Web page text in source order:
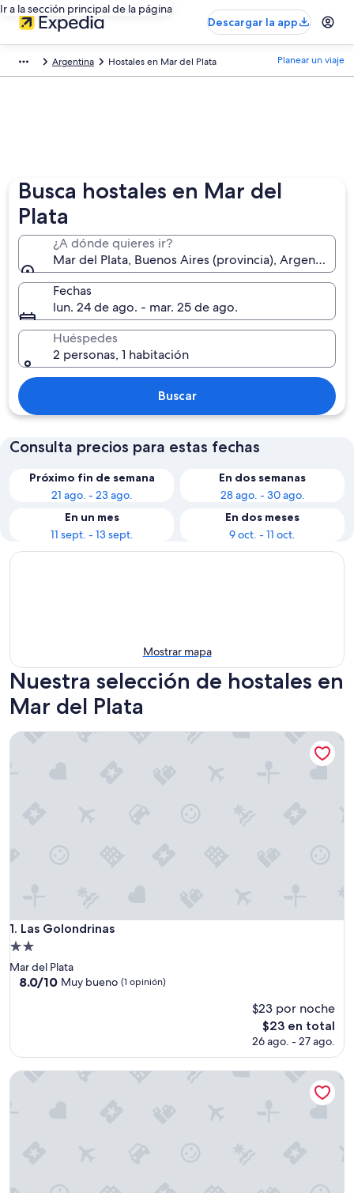
Ir a la sección principal de la página
Descargar la app
Argentina Hostales en Mar del Plata Planear un viaje
Busca hostales en Mar del
Plata
¿A dónde quieres ir?
Mar del Plata, Buenos Aires (provincia), Argentina
Fechas
lun. 24 de ago. - mar. 25 de ago.
Huéspedes
2 personas, 1 habitación
Buscar
Consulta precios para estas fechas
Próximo fin de semana
21 ago. - 23 ago.
En dos semanas
28 ago. - 30 ago.
En un mes
11 sept. - 13 sept.
En dos meses
9 oct. - 11 oct.
Mostrar mapa
Nuestra selección de hostales en
Mar del Plata
1. Las Golondrinas
Las Golondrinas
Propiedad
de
2.0
Mar del Plata
8.0
8.0/10 Muy bueno (1 opinión)
$23 por noche
El
precio
$23 en total
26 ago. - 27 ago.
Las Golondrinas
hostel mi lugar